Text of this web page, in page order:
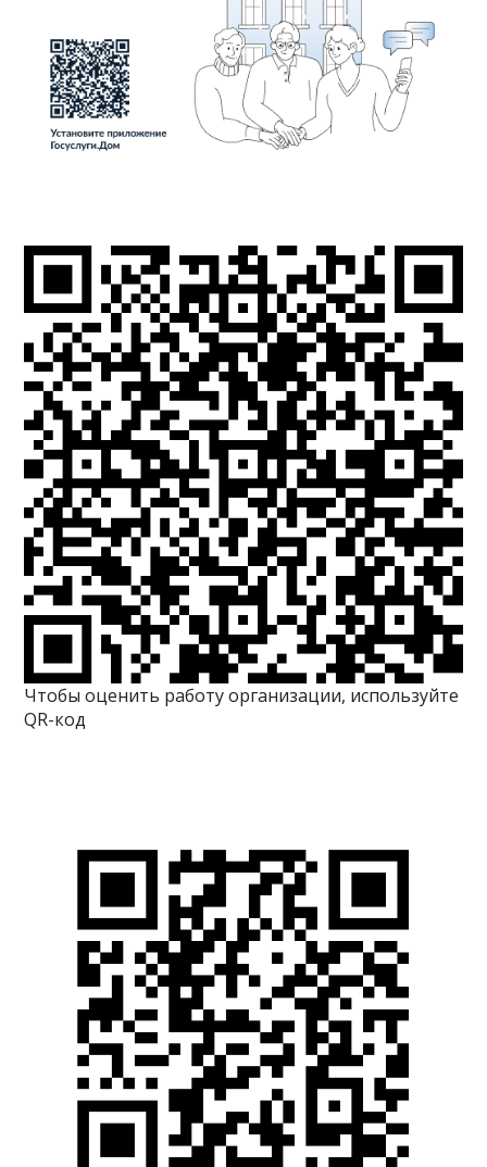
Чтобы оценить работу организации, используйте
QR-код